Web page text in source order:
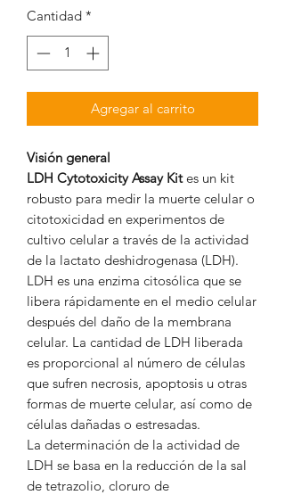
Cantidad *
Agregar al carrito
Visión general
LDH Cytotoxicity Assay Kites un kit
robusto para medir la muerte celular o
citotoxicidad en experimentos de
cultivo celular a través de la actividad
de la lactato deshidrogenasa (LDH).
LDH es una enzima citosólica que se
libera rápidamente en el medio celular
después del daño de la membrana
celular. La cantidad de LDH liberada
es proporcional al número de células
que sufren necrosis, apoptosis u otras
formas de muerte celular, así como de
células dañadas o estresadas.
La determinación de la actividad de
LDH se basa en la reducción de la sal
de tetrazolio, cloruro de